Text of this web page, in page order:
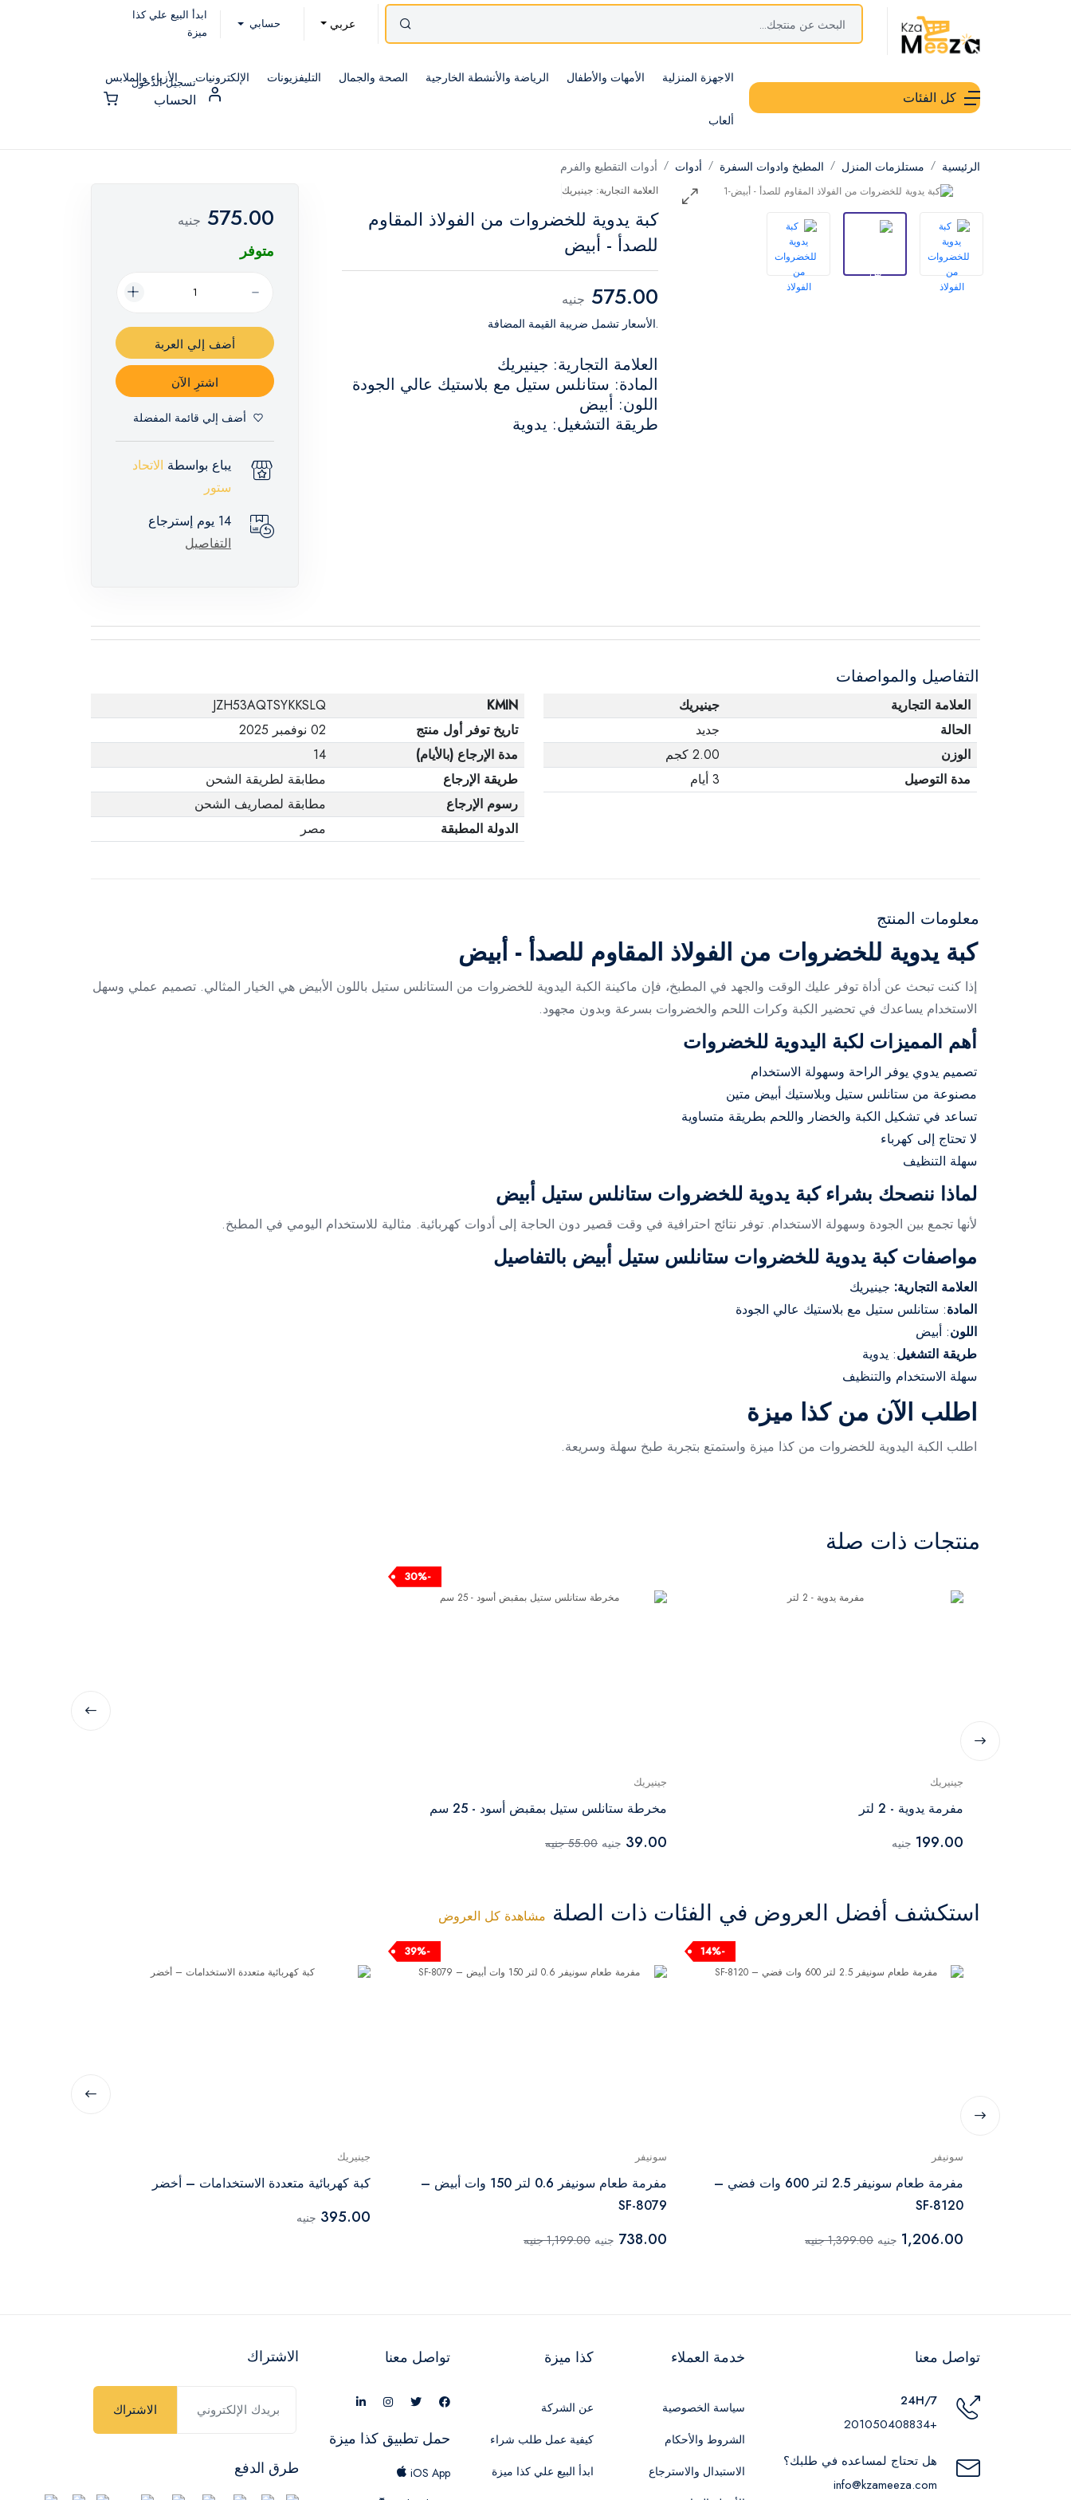
عربي حسابي
ابدأ البيع علي كذا
ميزة
كل الفئات
الاجهزة المنزلية الأمهات والأطفال الرياضة والأنشطة الخارجية الصحة والجمال التليفزيونات الإلكترونيات الأزياء والملابس
ألعاب
تسجيل الدخول
الحساب
الرئيسية مستلزمات المنزل المطبخ وادوات السفرة أدوات أدوات التقطيع والفرم
العلامة التجارية: جينيريك
كبة يدوية للخضروات من الفولاذ المقاوم
للصدأ - أبيض
575.00 جنيه
.الأسعار تشمل ضريبة القيمة المضافة
العلامة التجارية: جينيريك
المادة: ستانلس ستيل مع بلاستيك عالي الجودة
اللون: أبيض
طريقة التشغيل: يدوية
575.00 جنيه
متوفر
أضف إلي العربة
اشترِ الآن
أضف إلي قائمة المفضلة
يباع بواسطة الاتحاد
ستور
14 يوم إسترجاع
التفاصيل
التفاصيل والمواصفات
العلامة التجارية
جينيريك
الحالة
جديد
الوزن
2.00 كجم
مدة التوصيل
3 أيام
KMIN
JZH53AQTSYKKSLQ
تاريخ توفر أول منتج
02 نوفمبر 2025
مدة الإرجاع (بالأيام)
14
طريقة الإرجاع
مطابقة لطريقة الشحن
رسوم الإرجاع
مطابقة لمصاريف الشحن
الدولة المطبقة
مصر
معلومات المنتج
كبة يدوية للخضروات من الفولاذ المقاوم للصدأ - أبيض
إذا كنت تبحث عن أداة توفر عليك الوقت والجهد في المطبخ، فإن ماكينة الكبة اليدوية للخضروات من الستانلس ستيل باللون الأبيض هي الخيار المثالي. تصميم عملي وسهل
الاستخدام يساعدك في تحضير الكبة وكرات اللحم والخضروات بسرعة وبدون مجهود.
أهم المميزات لكبة اليدوية للخضروات
تصميم يدوي يوفر الراحة وسهولة الاستخدام
مصنوعة من ستانلس ستيل وبلاستيك أبيض متين
تساعد في تشكيل الكبة والخضار واللحم بطريقة متساوية
لا تحتاج إلى كهرباء
سهلة التنظيف
لماذا ننصحك بشراء كبة يدوية للخضروات ستانلس ستيل أبيض
لأنها تجمع بين الجودة وسهولة الاستخدام. توفر نتائج احترافية في وقت قصير دون الحاجة إلى أدوات كهربائية. مثالية للاستخدام اليومي في المطبخ.
مواصفات كبة يدوية للخضروات ستانلس ستيل أبيض بالتفاصيل
العلامة التجارية: جينيريك
المادة: ستانلس ستيل مع بلاستيك عالي الجودة
اللون: أبيض
طريقة التشغيل: يدوية
سهلة الاستخدام والتنظيف
اطلب الآن من كذا ميزة
اطلب الكبة اليدوية للخضروات من كذا ميزة واستمتع بتجربة طبخ سهلة وسريعة.
منتجات ذات صلة
جينيريك
مفرمة يدوية - 2 لتر
199.00 جنيه
-30%
جينيريك
مخرطة ستانلس ستيل بمقبض أسود - 25 سم
39.00 جنيه 55.00 جنيه
استكشف أفضل العروض في الفئات ذات الصلة مشاهدة كل العروض
-14%
سونيفر
مفرمة طعام سونيفر 2.5 لتر 600 وات فضي –
SF-8120
1,206.00 جنيه 1,399.00 جنيه
-39%
سونيفر
مفرمة طعام سونيفر 0.6 لتر 150 وات أبيض –
SF-8079
738.00 جنيه 1,199.00 جنيه
جينيريك
كبة كهربائية متعددة الاستخدامات – أخضر
395.00 جنيه
تواصل معنا
24H/7
+201050408834
هل تحتاج لمساعده في طلبك؟
info@kzameeza.com
خدمة العملاء
سياسة الخصوصية
الشروط والأحكام
الاستبدال والاسترجاع
كذا ميزة
عن الشركة
كيفية عمل طلب شراء
ابدأ البيع علي كذا ميزة
تواصل معنا
حمل تطبيق كذا ميزة
iOS App
الاشتراك
الاشتراك
طرق الدفع